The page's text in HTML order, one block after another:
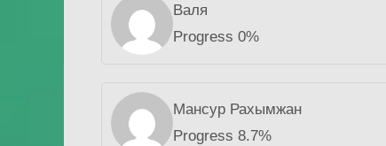
Валя
Progress 0%
Мансур Рахымжан
Progress 8.7%